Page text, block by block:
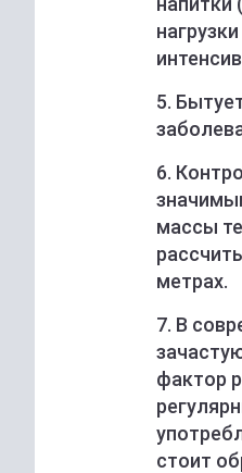
5.
6.
массы
метрах.
7. В
фактор
стоит